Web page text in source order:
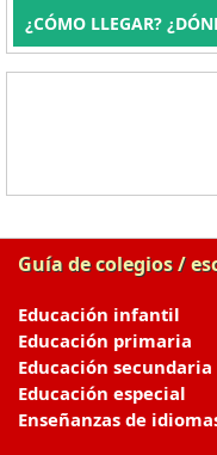
¿CÓMO LLEGAR?
Guía de colegios /
Educación infantil
Educación primaria
Educación secundaria
Educación especial
Enseñanzas de